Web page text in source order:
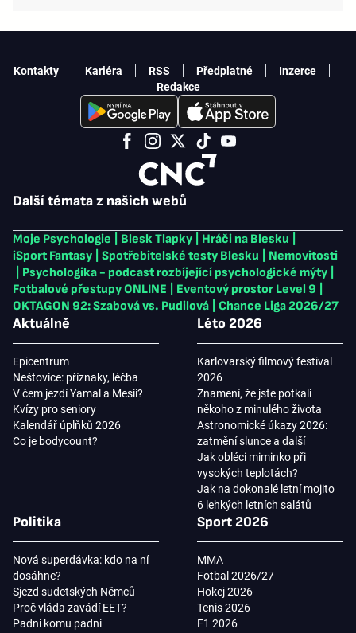
Další témata z našich webů
Moje Psychologie Blesk Tlapky Hráči na Blesku
iSport Fantasy
Spotřebitelské testy Blesku
Nemovitosti
Psychologika - podcast rozbíjející psychologické mýty
Fotbalové přestupy ONLINE
Eventový prostor Level 9
OKTAGON 92: Szabová vs. Pudilová
Chance Liga 2026/27
Aktuálně
Epicentrum
Neštovice: příznaky, léčba
V čem jezdí Yamal a Mesii?
Kvízy pro seniory
Kalendář úplňků 2026
Co je bodycount?
Léto 2026
Karlovarský filmový festival
2026
Znamení, že jste potkali
někoho z minulého života
Astronomické úkazy 2026:
zatmění slunce a další
Jak obléci miminko při
vysokých teplotách?
Jak na dokonalé letní mojito
6 lehkých letních salátů
Politika
Nová superdávka: kdo na ní
dosáhne?
Sjezd sudetských Němců
Proč vláda zavádí EET?
Padni komu padni
Sport 2026
MMA
Fotbal 2026/27
Hokej 2026
Tenis 2026
F1 2026
Kontakty Kariéra RSS Předplatné
Inzerce
Redakce